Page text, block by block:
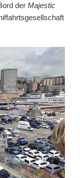
der Majestic
esellschaft